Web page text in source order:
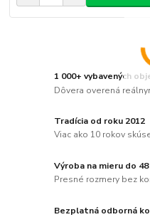
1 000+ vybavených
Dôvera overená
Tradícia od roku 2012
Viac ako 10 rokov
Výroba na mieru do
Presné rozmery bez
Bezplatná odborná